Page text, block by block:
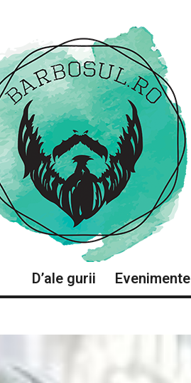
D’ale gurii Evenimente